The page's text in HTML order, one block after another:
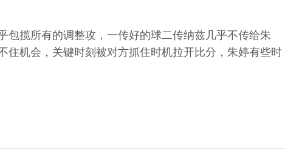
包揽所有的调整攻，一传好的球二传纳兹几乎不传给朱
住机会，关键时刻被对方抓住时机拉开比分，朱婷有些时